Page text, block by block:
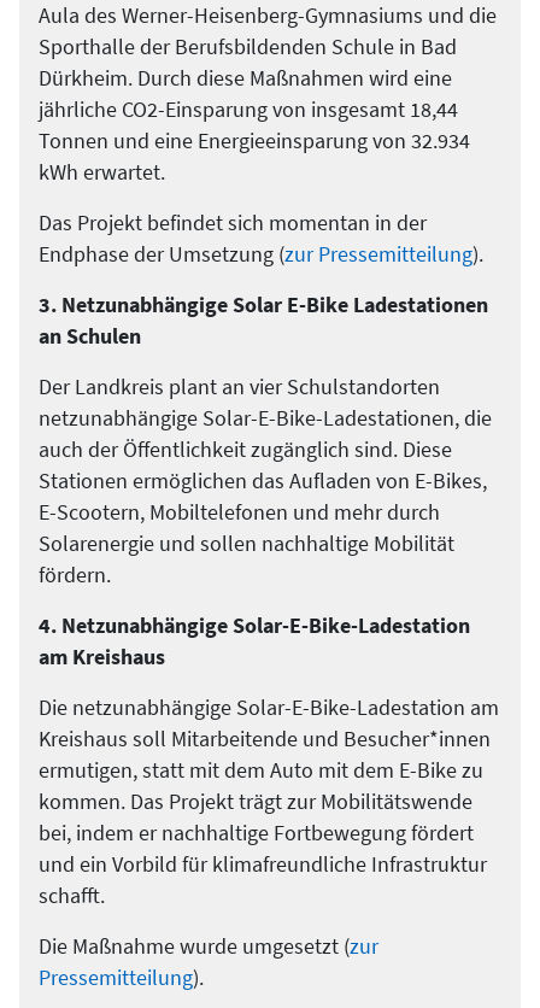
Aula des Werner-Heisenberg-Gymnasiums und die
Sporthalle der Berufsbildenden Schule in Bad
Dürkheim. Durch diese Maßnahmen wird eine
jährliche CO2-Einsparung von insgesamt 18,44
Tonnen und eine Energieeinsparung von 32.934
kWh erwartet.
Das Projekt befindet sich momentan in der
Endphase der Umsetzung (zur Pressemitteilung).
3. Netzunabhängige Solar E-Bike Ladestationen
an Schulen
Der Landkreis plant an vier Schulstandorten
netzunabhängige Solar-E-Bike-Ladestationen, die
auch der Öffentlichkeit zugänglich sind. Diese
Stationen ermöglichen das Aufladen von E-Bikes,
E-Scootern, Mobiltelefonen und mehr durch
Solarenergie und sollen nachhaltige Mobilität
fördern.
4. Netzunabhängige Solar-E-Bike-Ladestation
am Kreishaus
Die netzunabhängige Solar-E-Bike-Ladestation am
Kreishaus soll Mitarbeitende und Besucher*innen
ermutigen, statt mit dem Auto mit dem E-Bike zu
kommen. Das Projekt trägt zur Mobilitätswende
bei, indem er nachhaltige Fortbewegung fördert
und ein Vorbild für klimafreundliche Infrastruktur
schafft.
Die Maßnahme wurde umgesetzt (zur
Pressemitteilung).